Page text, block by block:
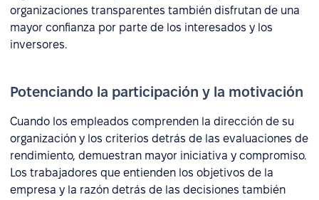
organizaciones transparentes también disfrutan de una
mayor confianza por parte de los interesados y los
inversores.
Potenciando la participación y la motivación
Cuando los empleados comprenden la dirección de su
organización y los criterios detrás de las evaluaciones de
rendimiento, demuestran mayor iniciativa y compromiso.
Los trabajadores que entienden los objetivos de la
empresa y la razón detrás de las decisiones también